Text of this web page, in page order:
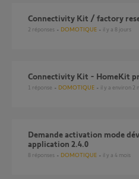
Connectivity Kit / factory
2 réponses DOMOTIQUE il y a 8 jours
Connectivity Kit - HomeKit
1 réponse DOMOTIQUE il y a environ 2
Demande activation mode développeur pour Tahoma avec
application 2.4.0
8 réponses DOMOTIQUE il y a 4 mois